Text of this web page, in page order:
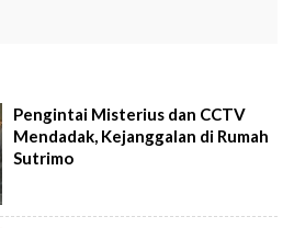
Pengintai Misterius dan CCTV
Mendadak, Kejanggalan di Rumah
Sutrimo